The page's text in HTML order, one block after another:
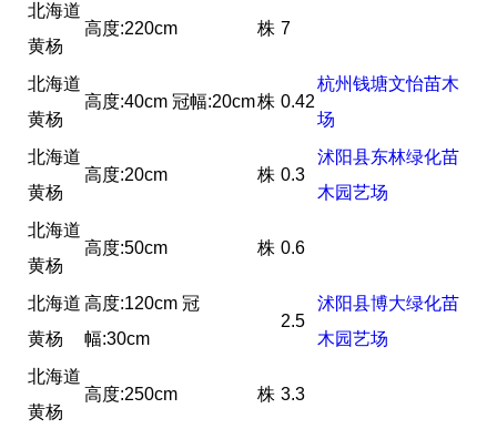
北海道
黄杨
高度:220cm 株 7
北海道
黄杨
高度:40cm 冠幅:20cm株 0.42
杭州钱塘文怡苗木
场
北海道
黄杨
高度:20cm 株 0.3
沭阳县东林绿化苗
木园艺场
北海道
黄杨
高度:50cm 株 0.6
沭阳县博大绿化苗
木园艺场
北海道
黄杨
高度:120cm 冠
幅:30cm
2.5
北海道
黄杨
高度:250cm 株 3.3